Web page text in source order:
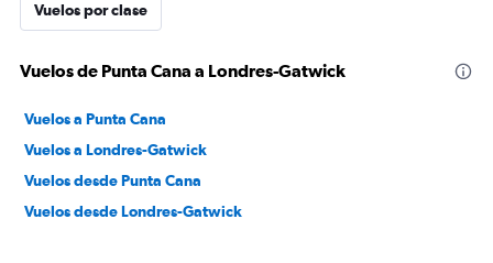
Vuelos por clase
Vuelos de Punta Cana a Londres-Gatwick
Vuelos a Punta Cana
Vuelos a Londres-Gatwick
Vuelos desde Punta Cana
Vuelos desde Londres-Gatwick